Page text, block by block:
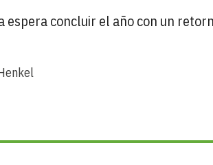
espera concluir el año con un